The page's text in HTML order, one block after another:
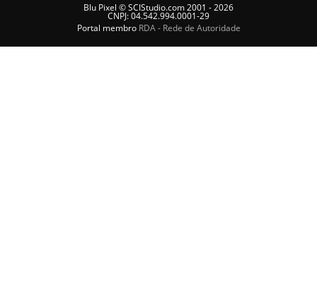
Blu Pixel ©SCIStudio.com2001 - 2026
CNPJ: 04.542.994.0001-29
Portal membro RDA - Rede de Autoridade